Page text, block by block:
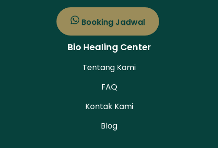
Booking Jadwal
Bio Healing Center
Tentang Kami
FAQ
Kontak Kami
Blog